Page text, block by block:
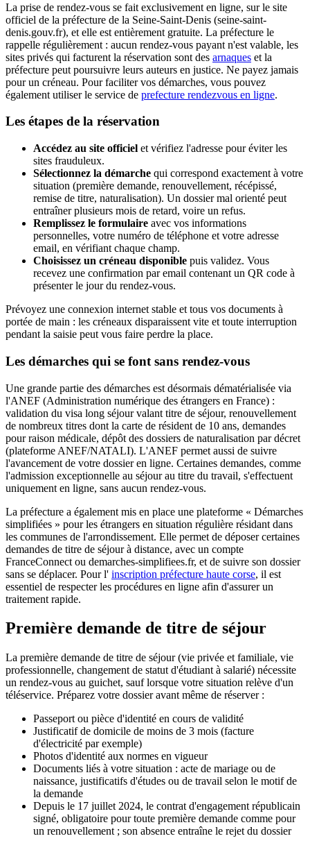
La prise de rendez-vous se fait exclusivement en ligne, sur le site
officiel de la préfecture de la Seine-Saint-Denis (seine-saint-
denis.gouv.fr), et elle est entièrement gratuite. La préfecture le
rappelle régulièrement : aucun rendez-vous payant n'est valable, les
sites privés qui facturent la réservation sont des arnaques et la
préfecture peut poursuivre leurs auteurs en justice. Ne payez jamais
pour un créneau. Pour faciliter vos démarches, vous pouvez
également utiliser le service de prefecture rendezvous en ligne.
Les étapes de la réservation
Accédez au site officiel et vérifiez l'adresse pour éviter les
sites frauduleux.
Sélectionnez la démarche qui correspond exactement à votre
situation (première demande, renouvellement, récépissé,
remise de titre, naturalisation). Un dossier mal orienté peut
entraîner plusieurs mois de retard, voire un refus.
Remplissez le formulaire avec vos informations
personnelles, votre numéro de téléphone et votre adresse
email, en vérifiant chaque champ.
Choisissez un créneau disponible puis validez. Vous
recevez une confirmation par email contenant un QR code à
présenter le jour du rendez-vous.
Prévoyez une connexion internet stable et tous vos documents à
portée de main : les créneaux disparaissent vite et toute interruption
pendant la saisie peut vous faire perdre la place.
Les démarches qui se font sans rendez-vous
Une grande partie des démarches est désormais dématérialisée via
l'ANEF (Administration numérique des étrangers en France) :
validation du visa long séjour valant titre de séjour, renouvellement
de nombreux titres dont la carte de résident de 10 ans, demandes
pour raison médicale, dépôt des dossiers de naturalisation par décret
(plateforme ANEF/NATALI). L'ANEF permet aussi de suivre
l'avancement de votre dossier en ligne. Certaines demandes, comme
l'admission exceptionnelle au séjour au titre du travail, s'effectuent
uniquement en ligne, sans aucun rendez-vous.
La préfecture a également mis en place une plateforme « Démarches
simplifiées » pour les étrangers en situation régulière résidant dans
les communes de l'arrondissement. Elle permet de déposer certaines
demandes de titre de séjour à distance, avec un compte
FranceConnect ou demarches-simplifiees.fr, et de suivre son dossier
sans se déplacer. Pour l' inscription préfecture haute corse, il est
essentiel de respecter les procédures en ligne afin d'assurer un
traitement rapide.
Première demande de titre de séjour
La première demande de titre de séjour (vie privée et familiale, vie
professionnelle, changement de statut d'étudiant à salarié) nécessite
un rendez-vous au guichet, sauf lorsque votre situation relève d'un
téléservice. Préparez votre dossier avant même de réserver :
Passeport ou pièce d'identité en cours de validité
Justificatif de domicile de moins de 3 mois (facture
d'électricité par exemple)
Photos d'identité aux normes en vigueur
Documents liés à votre situation : acte de mariage ou de
naissance, justificatifs d'études ou de travail selon le motif de
la demande
Depuis le 17 juillet 2024, le contrat d'engagement républicain
signé, obligatoire pour toute première demande comme pour
un renouvellement ; son absence entraîne le rejet du dossier